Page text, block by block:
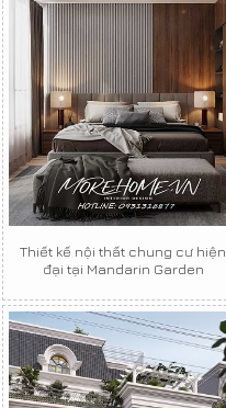
Thiết kế nội thất chung cư hiện
đại tại Mandarin Garden